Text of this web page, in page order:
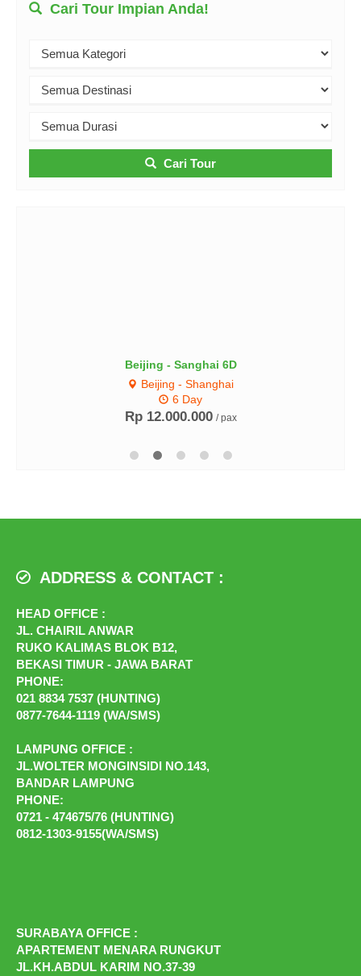
Cari Tour Impian Anda!
Cari Tour
Beijing - Sanghai 6D
Beijing - Shanghai
6 Day
Rp 12.000.000 / pax
ADDRESS & CONTACT :
HEAD OFFICE :
JL. CHAIRIL ANWAR
RUKO KALIMAS BLOK B12,
BEKASI TIMUR - JAWA BARAT
PHONE:
021 8834 7537 (HUNTING)
0877-7644-1119 (WA/SMS)
LAMPUNG OFFICE :
JL.WOLTER MONGINSIDI NO.143,
BANDAR LAMPUNG
PHONE:
0721 - 474675/76 (HUNTING)
0812-1303-9155(WA/SMS)
SURABAYA OFFICE :
APARTEMENT MENARA RUNGKUT
JL.KH.ABDUL KARIM NO.37-39